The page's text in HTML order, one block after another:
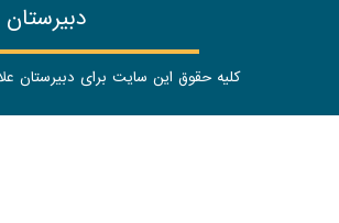
کلیه حقوق این سایت برای دبیرستان